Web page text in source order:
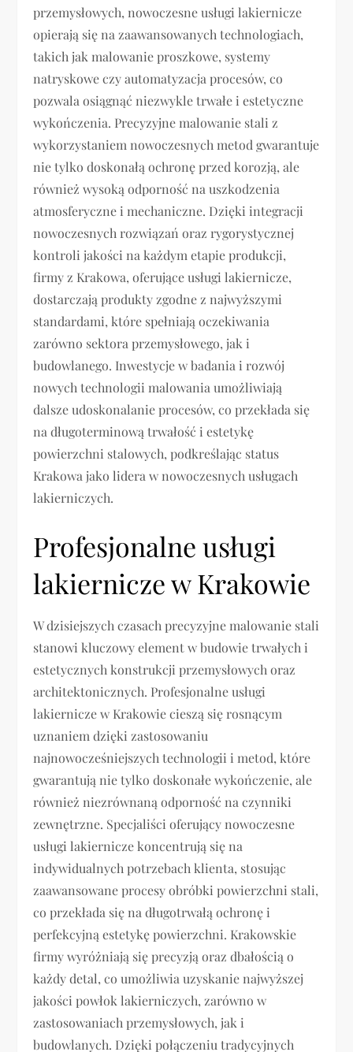
przemysłowych, nowoczesne usługi lakiernicze
opierają się na zaawansowanych technologiach,
takich jak malowanie proszkowe, systemy
natryskowe czy automatyzacja procesów, co
pozwala osiągnąć niezwykle trwałe i estetyczne
wykończenia. Precyzyjne malowanie stali z
wykorzystaniem nowoczesnych metod gwarantuje
nie tylko doskonałą ochronę przed korozją, ale
również wysoką odporność na uszkodzenia
atmosferyczne i mechaniczne. Dzięki integracji
nowoczesnych rozwiązań oraz rygorystycznej
kontroli jakości na każdym etapie produkcji,
firmy z Krakowa, oferujące usługi lakiernicze,
dostarczają produkty zgodne z najwyższymi
standardami, które spełniają oczekiwania
zarówno sektora przemysłowego, jak i
budowlanego. Inwestycje w badania i rozwój
nowych technologii malowania umożliwiają
dalsze udoskonalanie procesów, co przekłada się
na długoterminową trwałość i estetykę
powierzchni stalowych, podkreślając status
Krakowa jako lidera w nowoczesnych usługach
lakierniczych.
Profesjonalne usługi
lakiernicze w Krakowie
W dzisiejszych czasach precyzyjne malowanie stali
stanowi kluczowy element w budowie trwałych i
estetycznych konstrukcji przemysłowych oraz
architektonicznych. Profesjonalne usługi
lakiernicze w Krakowie cieszą się rosnącym
uznaniem dzięki zastosowaniu
najnowocześniejszych technologii i metod, które
gwarantują nie tylko doskonałe wykończenie, ale
również niezrównaną odporność na czynniki
zewnętrzne. Specjaliści oferujący nowoczesne
usługi lakiernicze koncentrują się na
indywidualnych potrzebach klienta, stosując
zaawansowane procesy obróbki powierzchni stali,
co przekłada się na długotrwałą ochronę i
perfekcyjną estetykę powierzchni. Krakowskie
firmy wyróżniają się precyzją oraz dbałością o
każdy detal, co umożliwia uzyskanie najwyższej
jakości powłok lakierniczych, zarówno w
zastosowaniach przemysłowych, jak i
budowlanych. Dzięki połączeniu tradycyjnych